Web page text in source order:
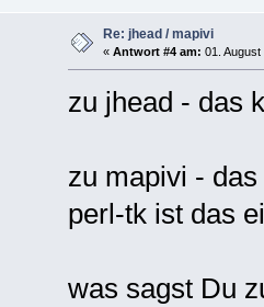
Re: jhead / mapivi
« Antwort #4 am: 01.
zu jhead - das
zu mapivi -
perl-tk ist das
was sagst Du